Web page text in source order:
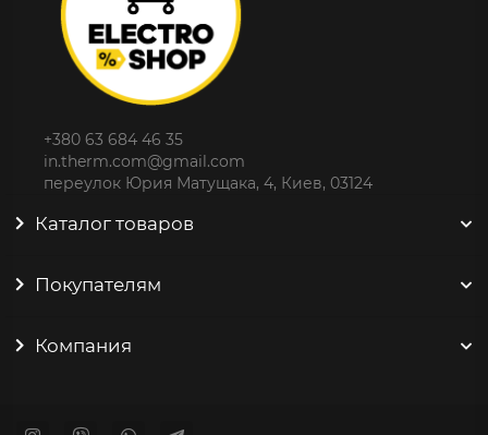
+380 63 684 46 35
in.therm.com@gmail.com
переулок Юрия Матущака, 4, Киев, 03124
Каталог товаров
Покупателям
Компания